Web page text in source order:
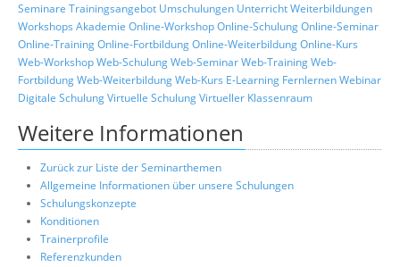
Seminare Trainingsangebot Umschulungen UnterrichtWeiterbildungen
Workshops Akademie Online-WorkshopOnline-SchulungOnline-Seminar
Online-TrainingOnline-FortbildungOnline-WeiterbildungOnline-Kurs
Web-WorkshopWeb-SchulungWeb-SeminarWeb-TrainingWeb-
FortbildungWeb-WeiterbildungWeb-Kurs E-Learning FernlernenWebinar
Digitale SchulungVirtuelle SchulungVirtueller Klassenraum
Weitere Informationen
Zurück zur Liste der Seminarthemen
Allgemeine Informationen über unsere Schulungen
Schulungskonzepte
Konditionen
Trainerprofile
Referenzkunden